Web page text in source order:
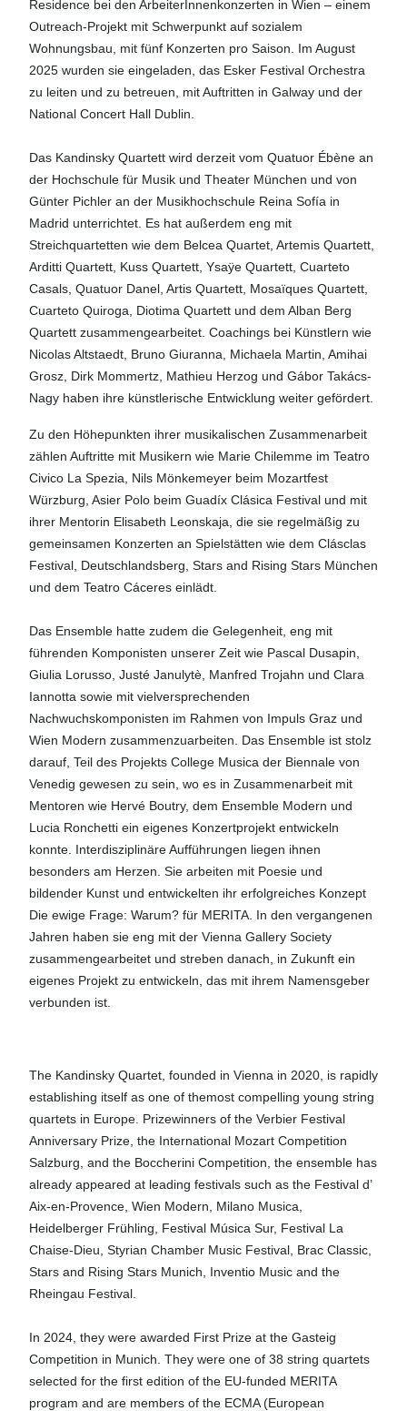
Residence bei den ArbeiterInnenkonzerten in Wien – einem
Outreach-Projekt mit Schwerpunkt auf sozialem
Wohnungsbau, mit fünf Konzerten pro Saison. Im August
2025 wurden sie eingeladen, das Esker Festival Orchestra
zu leiten und zu betreuen, mit Auftritten in Galway und der
National Concert Hall Dublin.
Das Kandinsky Quartett wird derzeit vom Quatuor Ébène an
der Hochschule für Musik und Theater München und von
Günter Pichler an der Musikhochschule Reina Sofía in
Madrid unterrichtet. Es hat außerdem eng mit
Streichquartetten wie dem Belcea Quartet, Artemis Quartett,
Arditti Quartett, Kuss Quartett, Ysaÿe Quartett, Cuarteto
Casals, Quatuor Danel, Artis Quartett, Mosaïques Quartett,
Cuarteto Quiroga, Diotima Quartett und dem Alban Berg
Quartett zusammengearbeitet. Coachings bei Künstlern wie
Nicolas Altstaedt, Bruno Giuranna, Michaela Martin, Amihai
Grosz, Dirk Mommertz, Mathieu Herzog und Gábor Takács-
Nagy haben ihre künstlerische Entwicklung weiter gefördert.
Zu den Höhepunkten ihrer musikalischen Zusammenarbeit
zählen Auftritte mit Musikern wie Marie Chilemme im Teatro
Civico La Spezia, Nils Mönkemeyer beim Mozartfest
Würzburg, Asier Polo beim Guadíx Clásica Festival und mit
ihrer Mentorin Elisabeth Leonskaja, die sie regelmäßig zu
gemeinsamen Konzerten an Spielstätten wie dem Clásclas
Festival, Deutschlandsberg, Stars and Rising Stars München
und dem Teatro Cáceres einlädt.
Das Ensemble hatte zudem die Gelegenheit, eng mit
führenden Komponisten unserer Zeit wie Pascal Dusapin,
Giulia Lorusso, Justé Janulytè, Manfred Trojahn und Clara
Iannotta sowie mit vielversprechenden
Nachwuchskomponisten im Rahmen von Impuls Graz und
Wien Modern zusammenzuarbeiten. Das Ensemble ist stolz
darauf, Teil des Projekts College Musica der Biennale von
Venedig gewesen zu sein, wo es in Zusammenarbeit mit
Mentoren wie Hervé Boutry, dem Ensemble Modern und
Lucia Ronchetti ein eigenes Konzertprojekt entwickeln
konnte. Interdisziplinäre Aufführungen liegen ihnen
besonders am Herzen. Sie arbeiten mit Poesie und
bildender Kunst und entwickelten ihr erfolgreiches Konzept
Die ewige Frage: Warum? für MERITA. In den vergangenen
Jahren haben sie eng mit der Vienna Gallery Society
zusammengearbeitet und streben danach, in Zukunft ein
eigenes Projekt zu entwickeln, das mit ihrem Namensgeber
verbunden ist.
The Kandinsky Quartet, founded in Vienna in 2020, is rapidly
establishing itself as one of themost compelling young string
quartets in Europe. Prizewinners of the Verbier Festival
Anniversary Prize, the International Mozart Competition
Salzburg, and the Boccherini Competition, the ensemble has
already appeared at leading festivals such as the Festival d’
Aix-en-Provence, Wien Modern, Milano Musica,
Heidelberger Frühling, Festival Música Sur, Festival La
Chaise-Dieu, Styrian Chamber Music Festival, Brac Classic,
Stars and Rising Stars Munich, Inventio Music and the
Rheingau Festival.
In 2024, they were awarded First Prize at the Gasteig
Competition in Munich. They were one of 38 string quartets
selected for the first edition of the EU-funded MERITA
program and are members of the ECMA (European